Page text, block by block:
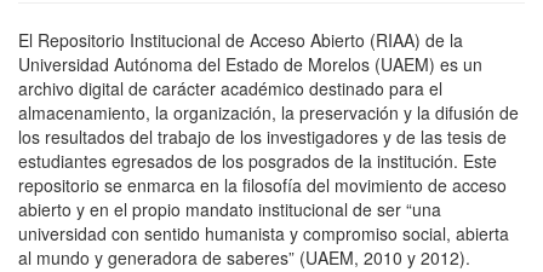
El Repositorio Institucional de Acceso Abierto (RIAA) de la
Universidad Autónoma del Estado de Morelos (UAEM) es un
archivo digital de carácter académico destinado para el
almacenamiento, la organización, la preservación y la difusión de
los resultados del trabajo de los investigadores y de las tesis de
estudiantes egresados de los posgrados de la institución. Este
repositorio se enmarca en la filosofía del movimiento de acceso
abierto y en el propio mandato institucional de ser “una
universidad con sentido humanista y compromiso social, abierta
al mundo y generadora de saberes” (UAEM, 2010 y 2012).